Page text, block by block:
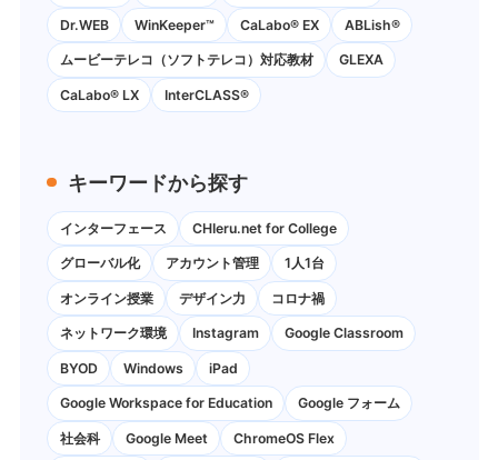
Dr.WEB WinKeeper™ CaLabo® EX ABLish®
ムービーテレコ（ソフトテレコ）対応教材 GLEXA
CaLabo® LX InterCLASS®
キーワードから探す
インターフェース CHIeru.net for College
グローバル化 アカウント管理 1人1台
オンライン授業 デザイン力 コロナ禍
ネットワーク環境 Instagram Google Classroom
BYOD Windows iPad
Google Workspace for Education Google フォーム
社会科 Google Meet ChromeOS Flex